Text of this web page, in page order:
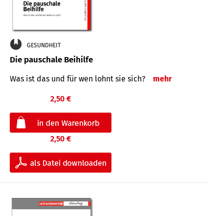
GESUNDHEIT
Die pauschale Beihilfe
Was ist das und für wen lohnt sie sich? mehr
2,50 €
2,50 €